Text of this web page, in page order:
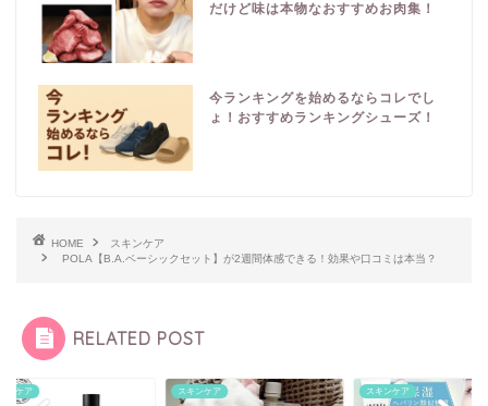
だけど味は本物なおすすめお肉集！
今ランキングを始めるならコレでし
ょ！おすすめランキングシューズ！
HOME
スキンケア
POLA【B.A.ベーシックセット】が2週間体感できる！効果や口コミは本当？
RELATED POST
ケア スキンケア スキンケア